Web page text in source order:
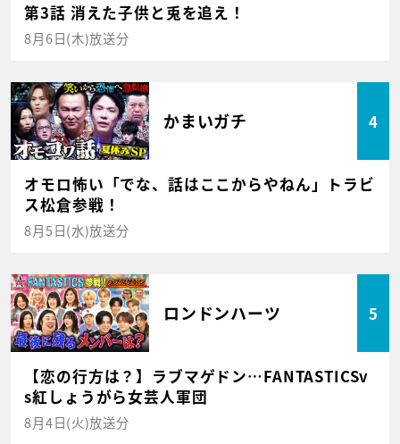
第3話 消えた子供と兎を追え！
8月6日(木)放送分
かまいガチ 4
オモロ怖い「でな、話はここからやねん」トラビ
ス松倉参戦！
8月5日(水)放送分
ロンドンハーツ 5
【恋の行方は？】ラブマゲドン…FANTASTICSv
s紅しょうがら女芸人軍団
8月4日(火)放送分